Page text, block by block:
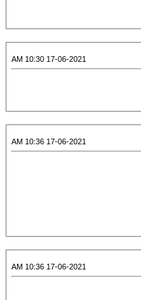
17-06-2021 10:30 AM
17-06-2021 10:36 AM
17-06-2021 10:36 AM